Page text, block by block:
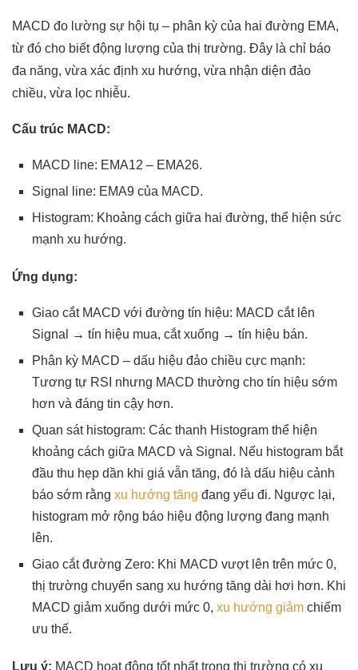
MACD đo lường sự hội tụ – phân kỳ của hai đường EMA,
từ đó cho biết động lượng của thị trường. Đây là chỉ báo
đa năng, vừa xác định xu hướng, vừa nhận diện đảo
chiều, vừa lọc nhiễu.
Cấu trúc MACD:
MACD line: EMA12 – EMA26.
Signal line: EMA9 của MACD.
Histogram: Khoảng cách giữa hai đường, thể hiện sức
mạnh xu hướng.
Ứng dụng:
Giao cắt MACD với đường tín hiệu: MACD cắt lên
Signal → tín hiệu mua, cắt xuống → tín hiệu bán.
Phân kỳ MACD – dấu hiệu đảo chiều cực mạnh:
Tương tự RSI nhưng MACD thường cho tín hiệu sớm
hơn và đáng tin cậy hơn.
Quan sát histogram: Các thanh Histogram thể hiện
khoảng cách giữa MACD và Signal. Nếu histogram bắt
đầu thu hẹp dần khi giá vẫn tăng, đó là dấu hiệu cảnh
báo sớm rằng xu hướng tăng đang yếu đi. Ngược lại,
histogram mở rộng báo hiệu động lượng đang mạnh
lên.
Giao cắt đường Zero: Khi MACD vượt lên trên mức 0,
thị trường chuyển sang xu hướng tăng dài hơi hơn. Khi
MACD giảm xuống dưới mức 0, xu hướng giảm chiếm
ưu thế.
Lưu ý: MACD hoạt động tốt nhất trong thị trường có xu